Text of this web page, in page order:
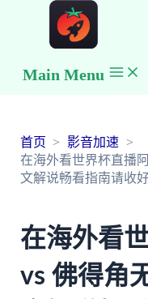
Main Menu
首页
影音加速
在海外看世界杯直播
文解说畅看指南请收
在海外看
vs 佛得角